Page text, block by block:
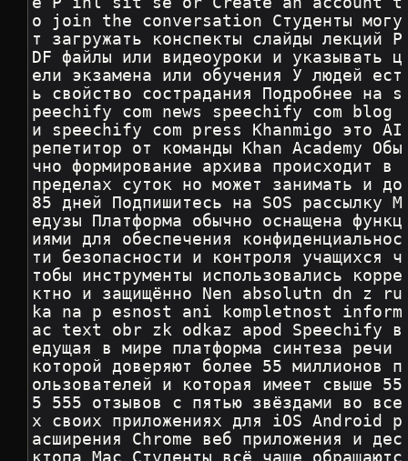
o join the conversation Студенты могу
т загружать конспекты слайды лекций P
DF файлы или видеоуроки и указывать ц
ели экзамена или обучения У людей ест
ь свойство сострадания Подробнее на s
peechify com news speechify com blog
и speechify com press Khanmigo это AI
репетитор от команды Khan Academy Обы
чно формирование архива происходит в
пределах суток но может занимать и до
85 дней Подпишитесь на SOS рассылку М
едузы Платформа обычно оснащена функц
иями для обеспечения конфиденциальнос
ти безопасности и контроля учащихся ч
тобы инструменты использовались корре
ктно и защищённо Nen absolutn dn z ru
ka na p esnost ani kompletnost inform
ac text obr zk odkaz apod Speechify в
едущая в мире платформа синтеза речи
которой доверяют более 55 миллионов п
ользователей и которая имеет свыше 55
5 555 отзывов с пятью звёздами во все
х своих приложениях для iOS Android р
асширения Chrome веб приложения и дес